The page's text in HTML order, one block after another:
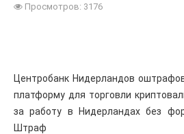
Просмотров: 3176
Центробанк Нидерландов
платформу для торговли
за работу в Нидерландах без
Штраф